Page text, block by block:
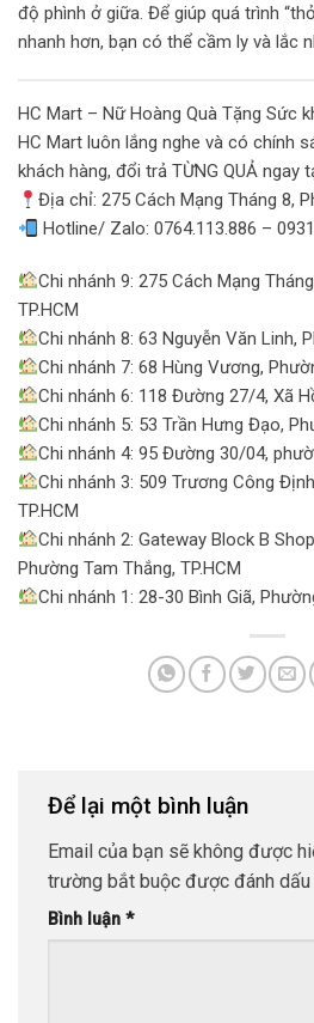
độ phình ở giữa. Để giúp quá trình
nhanh hơn, bạn có thể cầm ly và lắc
HC Mart – Nữ Hoàng Quà Tặng Sức
HC Mart luôn lắng nghe và có chính
khách hàng, đổi trả TỪNG QUẢ ngay
Địa chỉ: 275 Cách Mạng Tháng 8,
Hotline/ Zalo: 0764.113.886 –
Chi nhánh 9: 275 Cách Mạng
TP.HCM
Chi nhánh 8: 63 Nguyễn Văn Linh,
Chi nhánh 7: 68 Hùng Vương,
Chi nhánh 6: 118 Đường 27/4, Xã
Chi nhánh 5: 53 Trần Hưng Đạo,
Chi nhánh 4: 95 Đường 30/04,
Chi nhánh 3: 509 Trương Công
TP.HCM
Chi nhánh 2: Gateway Block B
Phường Tam Thắng, TP.HCM
Chi nhánh 1: 28-30 Bình Giã,
Để lại một bình luận
Email của bạn sẽ không được
trường bắt buộc được đánh dấu
Bình luận *